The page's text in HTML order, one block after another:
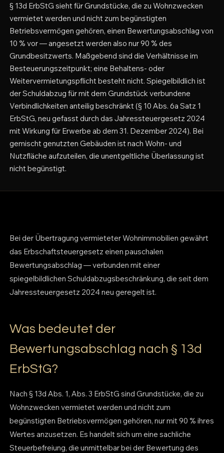
§ 13d ErbStG sieht für Grundstücke, die zu Wohnzwecken
vermietet werden und nicht zum begünstigten
Betriebsvermögen gehören, einen Bewertungsabschlag von
10 % vor — angesetzt werden also nur 90 % des
Grundbesitzwerts. Maßgebend sind die Verhältnisse im
Besteuerungszeitpunkt; eine Behaltens- oder
Weitervermietungspflicht besteht nicht. Spiegelbildlich ist
der Schuldabzug für mit dem Grundstück verbundene
Verbindlichkeiten anteilig beschränkt (§ 10 Abs. 6a Satz 1
ErbStG, neu gefasst durch das Jahressteuergesetz 2024
mit Wirkung für Erwerbe ab dem 31. Dezember 2024). Bei
gemischt genutzten Gebäuden ist nach Wohn- und
Nutzfläche aufzuteilen, die unentgeltliche Überlassung ist
nicht begünstigt.
Bei der Übertragung vermieteter Wohnimmobilien gewährt
das Erbschaftsteuergesetz einen pauschalen
Bewertungsabschlag — verbunden mit einer
spiegelbildlichen Schuldabzugsbeschränkung, die seit dem
Jahressteuergesetz 2024 neu geregelt ist.
Was bedeutet der
Bewertungsabschlag nach § 13d
ErbStG?
Nach § 13d Abs. 1, Abs. 3 ErbStG sind Grundstücke, die zu
Wohnzwecken vermietet werden und nicht zum
begünstigten Betriebsvermögen gehören, nur mit 90 % ihres
Wertes anzusetzen. Es handelt sich um eine sachliche
Steuerbefreiung, die unmittelbar bei der Bewertung des